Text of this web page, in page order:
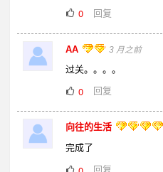
0
回复
AA 3 月之前
过关。。。。
0
回复
向往的生活
完成了
回复